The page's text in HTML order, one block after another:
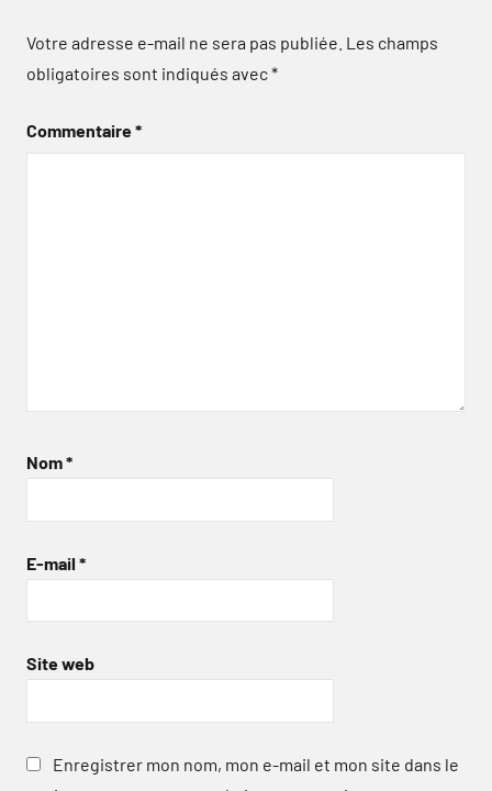
Votre adresse e-mail ne sera pas publiée. Les champs
obligatoires sont indiqués avec*
Commentaire*
Nom*
E-mail *
Site web
Enregistrer mon nom, mon e-mail et mon site dans le